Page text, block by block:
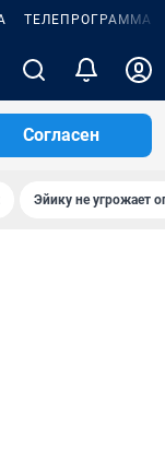
ТЕЛЕПРОГРАММА
Согласен
Эйику не угрожает